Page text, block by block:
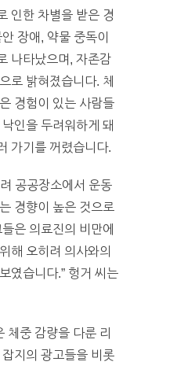
인한 차별을 받은 경
장애, 약물 중독이
나타났으며, 자존감
로 밝혀졌습니다. 체
경험이 있는 사람들
인을 두려워하게 돼
가기를 꺼렸습니다.
공공장소에서 운동
경향이 높은 것으로
은 의료진의 비만에
해 오히려 의사와의
였습니다.” 헝거 씨는
체중 감량을 다룬 리
지의 광고들을 비롯